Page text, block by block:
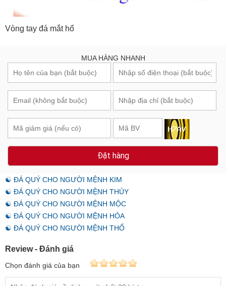
Vòng tay đá mắt hổ
MUA HÀNG NHANH
Đặt hàng
☯ ĐÁ QUÝ CHO NGƯỜI MỆNH KIM
☯ ĐÁ QUÝ CHO NGƯỜI MỆNH THỦY
☯ ĐÁ QUÝ CHO NGƯỜI MỆNH MỘC
☯ ĐÁ QUÝ CHO NGƯỜI MỆNH HỎA
☯ ĐÁ QUÝ CHO NGƯỜI MỆNH THỔ
Review - Đánh giá
Chọn đánh giá của bạn